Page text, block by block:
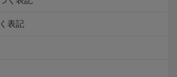
表記